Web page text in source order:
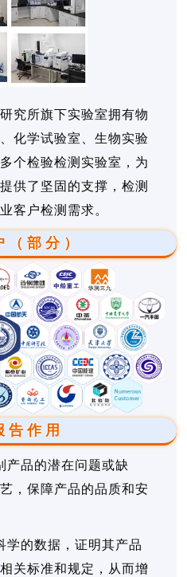
究所旗下实验室拥有物
化学试验室、生物实验
个检验检测实验室，为
供了坚固的支撑，检测
客户检测需求。
（部分）
告作用
产品的潜在问题或缺
，保障产品的品质和安
学的数据，证明其产品
关标准和规定，从而增